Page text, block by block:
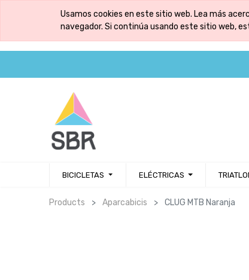
Usamos cookies en este sitio web. Lea más
navegador. Si continúa usando este sitio web,
BICICLETAS ELÉCTRICAS
Products Aparcabicis CLUG MTB Naranja